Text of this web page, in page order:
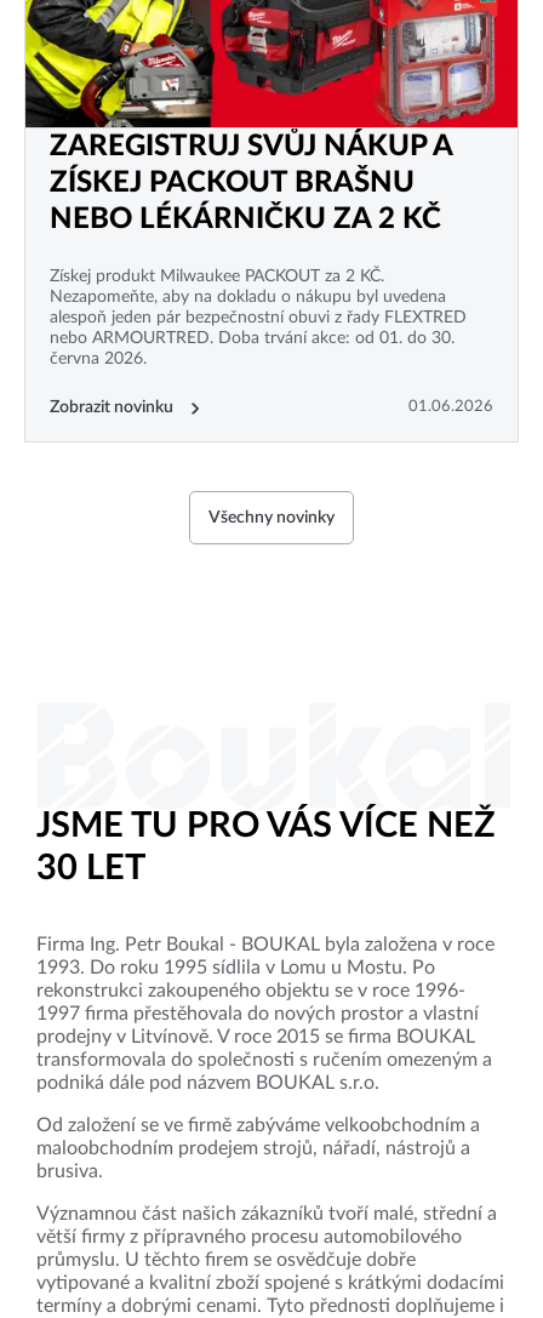
ZAREGISTRUJ SVŮJ NÁKUP A
ZÍSKEJ PACKOUT BRAŠNU
NEBO LÉKÁRNIČKU ZA 2 KČ
Získej produkt Milwaukee PACKOUT za 2 KČ.
Nezapomeňte, aby na dokladu o nákupu byl uvedena
alespoň jeden pár bezpečnostní obuvi z řady FLEXTRED
nebo ARMOURTRED. Doba trvání akce: od 01. do 30.
června 2026.
Zobrazit novinku 01.06.2026
Všechny novinky
JSME TU PRO VÁS VÍCE NEŽ
30 LET
Firma Ing. Petr Boukal - BOUKAL byla založena v roce
1993. Do roku 1995 sídlila v Lomu u Mostu. Po
rekonstrukci zakoupeného objektu se v roce 1996-
1997 firma přestěhovala do nových prostor a vlastní
prodejny v Litvínově. V roce 2015 se firma BOUKAL
transformovala do společnosti s ručením omezeným a
podniká dále pod názvem BOUKAL s.r.o.
Od založení se ve firmě zabýváme velkoobchodním a
maloobchodním prodejem strojů, nářadí, nástrojů a
brusiva.
Významnou část našich zákazníků tvoří malé, střední a
větší firmy z přípravného procesu automobilového
průmyslu. U těchto firem se osvědčuje dobře
vytipované a kvalitní zboží spojené s krátkými dodacími
termíny a dobrými cenami. Tyto přednosti doplňujeme i